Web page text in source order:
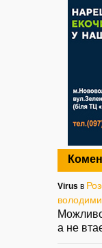
Virus в
а не